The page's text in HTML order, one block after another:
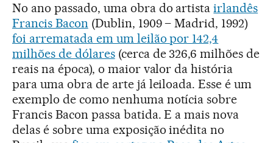
No ano passado, uma obra do artistairlandês
Francis Bacon (Dublin, 1909 – Madrid, 1992)
foi arrematada em um leilão por 142,4
milhões de dólares(cerca de 326,6 milhões de
reais na época), o maior valor da história
para uma obra de arte já leiloada. Esse é um
exemplo de como nenhuma notícia sobre
Francis Bacon passa batida. E a mais nova
delas é sobre uma exposição inédita no